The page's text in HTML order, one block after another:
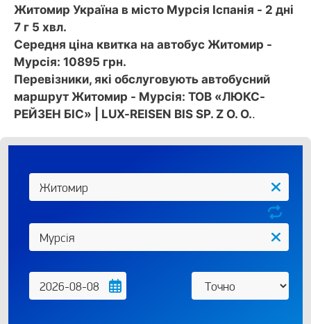
Житомир Україна в місто Мурсія Іспанія - 2 дні
7 г 5 хвл.
Середня ціна квитка на автобус Житомир -
Мурсія: 10895 грн.
Перевізники, які обслуговують автобусний
маршрут Житомир - Мурсія: ТОВ «ЛЮКС-
РЕЙЗЕН БІС» | LUX-REISEN BIS SP. Z O. O..